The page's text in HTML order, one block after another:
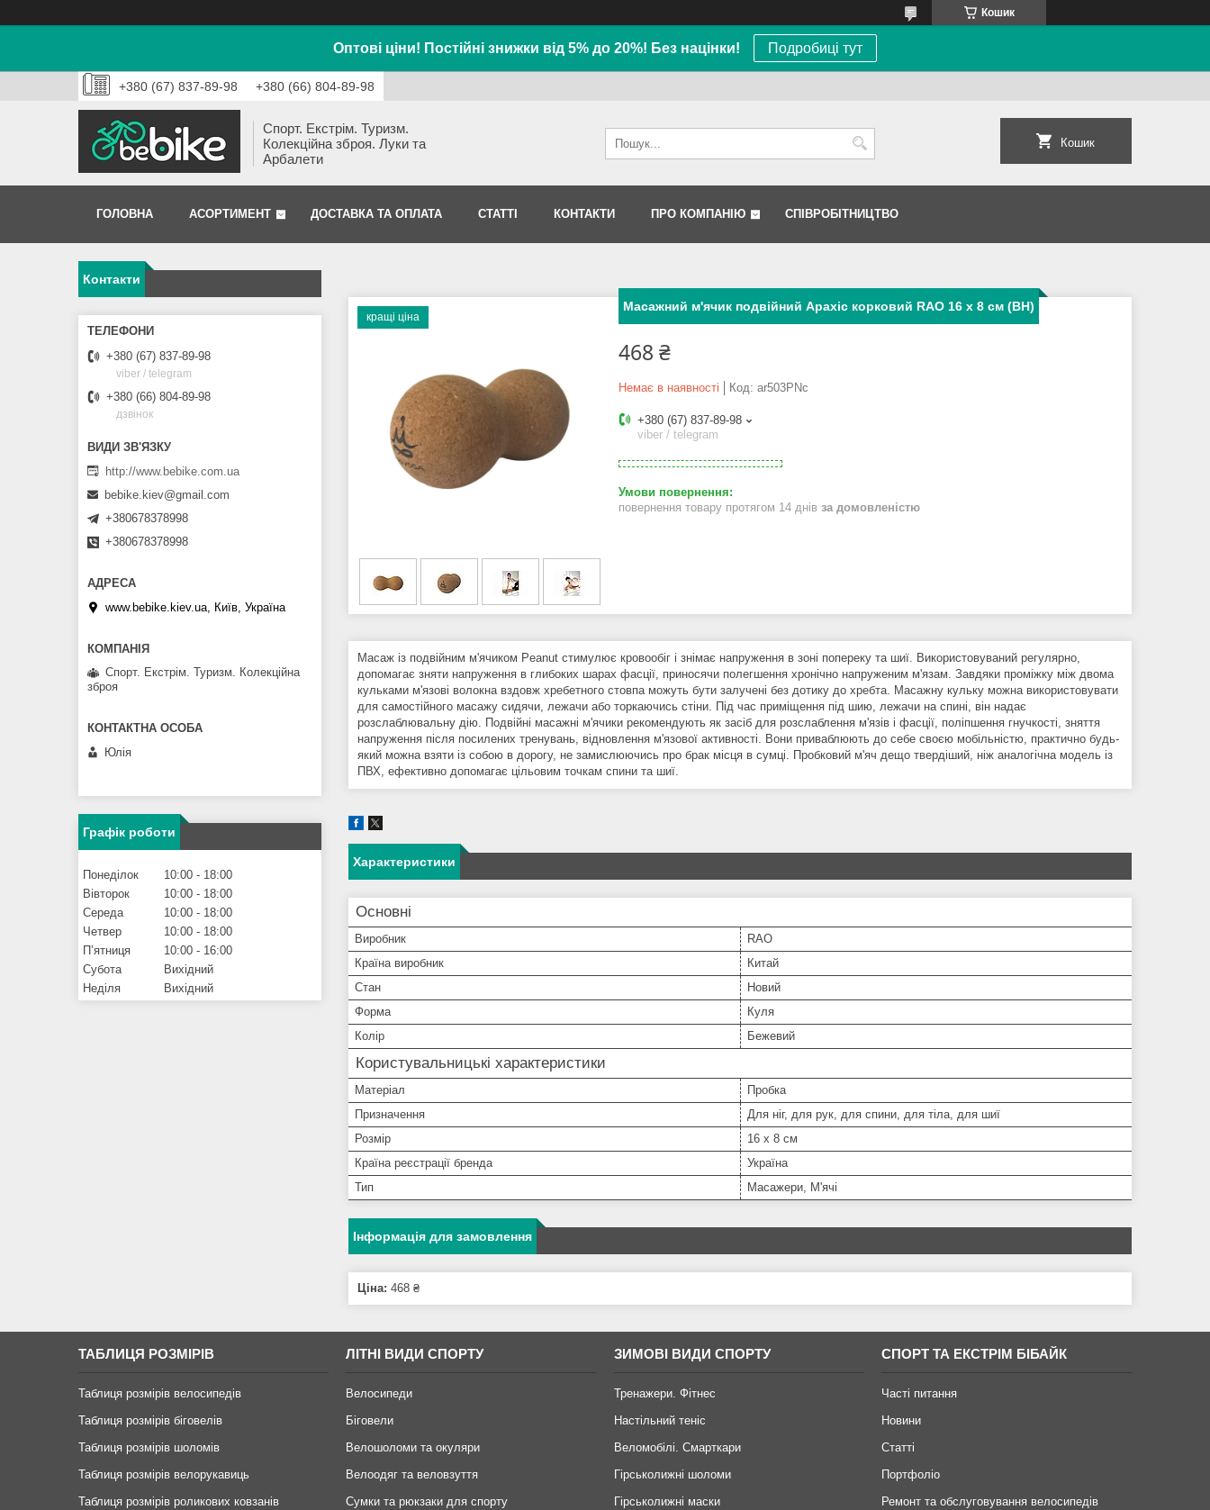
Кошик
Оптові ціни! Постійні знижки від 5% до 20%! Без націнки! Подробиці тут
+380 (67) 837-89-98 +380 (66) 804-89-98
Спорт. Екстрім. Туризм.
Колекційна зброя. Луки та
Арбалети
Кошик
ГОЛОВНА АСОРТИМЕНТ ДОСТАВКА ТА ОПЛАТА СТАТТІ КОНТАКТИ ПРО КОМПАНІЮ СПІВРОБІТНИЦТВО
кращі ціна
Масажний м'ячик подвійний Арахіс корковий RAO 16 х 8 см (BH)
468 ₴
Немає в наявності Код: ar503PNc
+380 (67) 837-89-98
viber / telegram
повернення товару протягом 14 днів за домовленістю
Масаж із подвійним м'ячиком Peanut стимулює кровообіг і знімає напруження в зоні попереку та шиї. Використовуваний регулярно,
допомагає зняти напруження в глибоких шарах фасції, приносячи полегшення хронічно напруженим м'язам. Завдяки проміжку між двома
кульками м'язові волокна вздовж хребетного стовпа можуть бути залучені без дотику до хребта. Масажну кульку можна використовувати
для самостійного масажу сидячи, лежачи або торкаючись стіни. Під час приміщення під шию, лежачи на спині, він надає
розслаблювальну дію. Подвійні масажні м'ячики рекомендують як засіб для розслаблення м'язів і фасції, поліпшення гнучкості, зняття
напруження після посилених тренувань, відновлення м'язової активності. Вони приваблюють до себе своєю мобільністю, практично будь-
який можна взяти із собою в дорогу, не замислюючись про брак місця в сумці. Пробковий м'яч дещо твердіший, ніж аналогічна модель із
ПВХ, ефективно допомагає цільовим точкам спини та шиї.
Характеристики
Основні
Виробник
RAO
Країна виробник
Китай
Стан
Новий
Форма
Куля
Колір
Бежевий
Користувальницькі характеристики
Матеріал
Пробка
Призначення
Для ніг, для рук, для спини, для тіла, для шиї
Розмір
16 х 8 см
Країна реєстрації бренда
Україна
Тип
Масажери, М'ячі
Інформація для замовлення
Ціна: 468 ₴
Контакти
+380 (67) 837-89-98
viber / telegram
+380 (66) 804-89-98
дзвінок
http://www.bebike.com.ua
bebike.kiev@gmail.com
+380678378998
+380678378998
www.bebike.kiev.ua, Київ, Україна
Спорт. Екстрім. Туризм. Колекційна
зброя
Юлія
Графік роботи
Понеділок 10:00
18:00
Вівторок
10:00
18:00
Середа
10:00
18:00
Четвер
10:00
18:00
Пʼятниця
10:00
16:00
Субота
Вихідний
Неділя
Вихідний
ТАБЛИЦЯ РОЗМІРІВ
Таблиця розмірів велосипедів
Таблиця розмірів біговелів
Таблиця розмірів шоломів
Таблиця розмірів велорукавиць
Таблиця розмірів роликових ковзанів
ЛІТНІ ВИДИ СПОРТУ
Велосипеди
Біговели
Велошоломи та окуляри
Велоодяг та веловзуття
Сумки та рюкзаки для спорту
ЗИМОВІ ВИДИ СПОРТУ
Тренажери. Фітнес
Настільний теніс
Веломобілі. Смарткари
Гірськолижні шоломи
Гірськолижні маски
СПОРТ ТА ЕКСТРІМ БІБАЙК
Часті питання
Новини
Статті
Портфоліо
Ремонт та обслуговування велосипедів